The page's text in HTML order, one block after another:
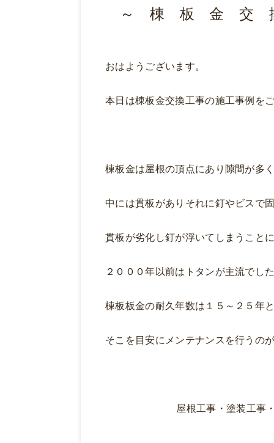
～ 棟 板 金 交
おはようございます。
本日は棟板金交換工事の施工事例を
棟板金は屋根の頂点にあり隙間が多
中には貫板がありそれに釘やビスで
貫板が劣化し釘が浮いてしまうこと
２０００年以前はトタンが主流でし
棟板板金の耐久年数は１５～２５年
そこを目安にメンテナンスを行うの
屋根工事・塗装工事